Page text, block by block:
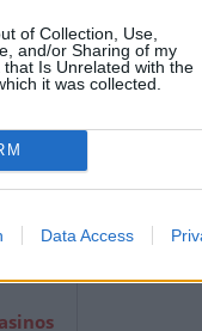
of Collection, Use,
and/or Sharing of my
that Is Unrelated with the
it was collected.
Data Access
Callejero